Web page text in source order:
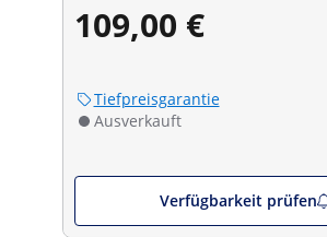
109,00 €
Tiefpreisgarantie
Ausverkauft
Verfügbarkeit prüfen